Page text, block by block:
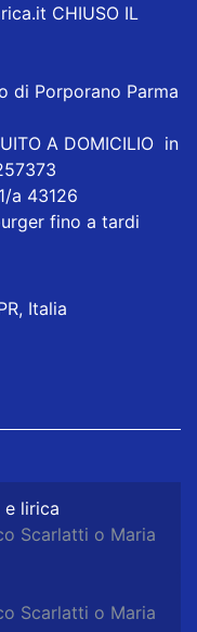
CHIUSO IL
di Porporano Parma
A DOMICILIO in
a 43126
fino a tardi
Italia
e lirica
Scarlatti o Maria
Scarlatti o Maria